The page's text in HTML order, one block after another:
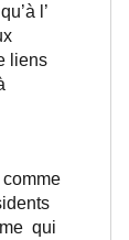
l’
liens
qui